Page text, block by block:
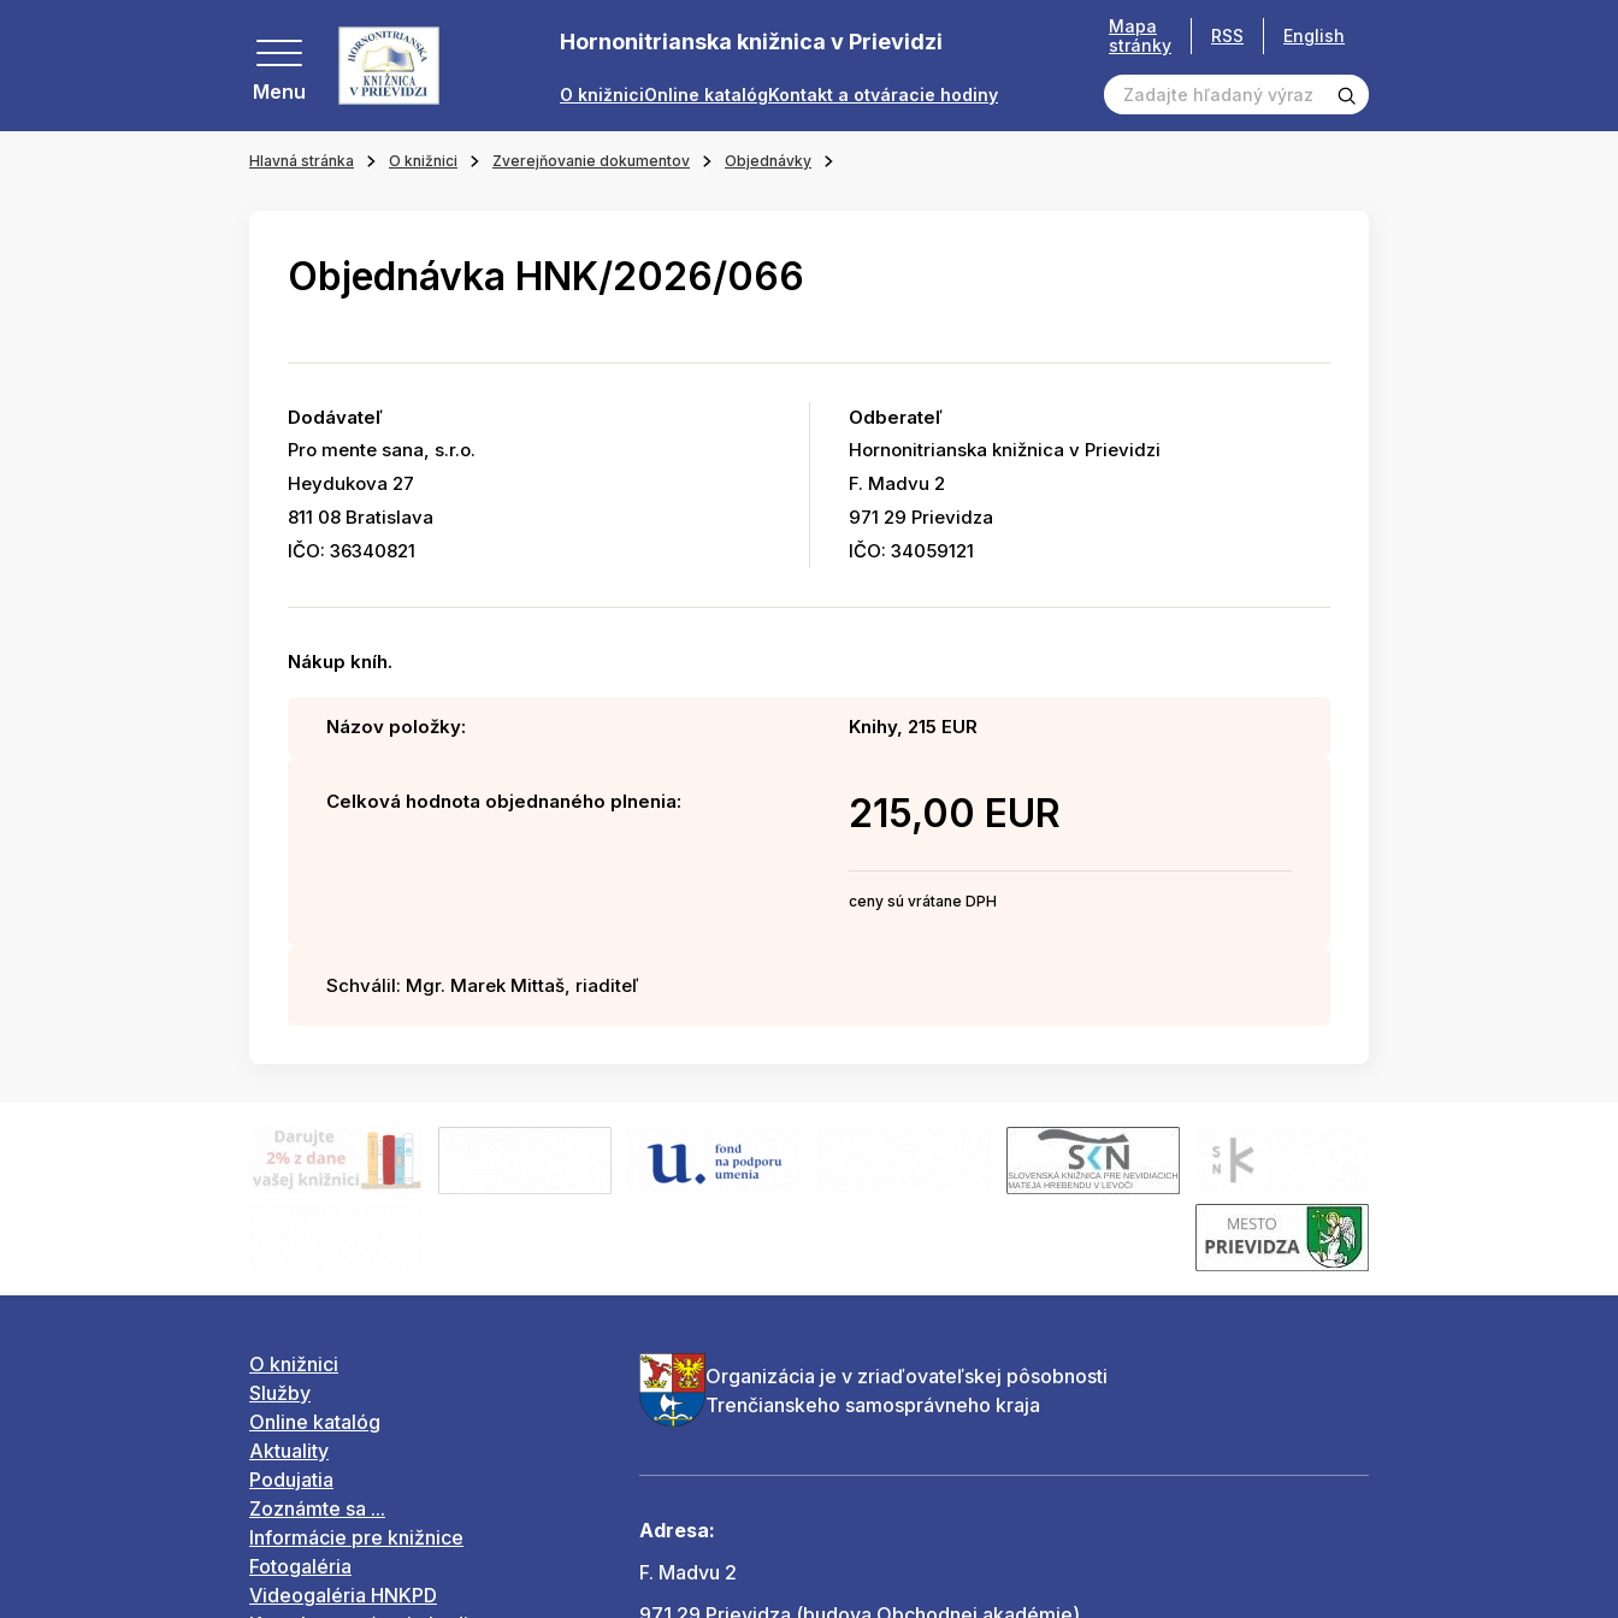
Menu
Hornonitrianska knižnica v Prievidzi
O knižniciOnline katalógKontakt a otváracie hodiny
Mapa
stránky
RSS English
Hlavná stránka O knižnici Zverejňovanie dokumentov Objednávky
Objednávka HNK/2026/066
Dodávateľ
Pro mente sana, s.r.o.
Heydukova 27
811 08 Bratislava
IČO: 36340821
Odberateľ
Hornonitrianska knižnica v Prievidzi
F. Madvu 2
971 29 Prievidza
IČO: 34059121
Nákup kníh.
Názov položky: Knihy, 215 EUR
Celková hodnota objednaného plnenia: 215,00 EUR
ceny sú vrátane DPH
Schválil: Mgr. Marek Mittaš, riaditeľ
O knižnici
Služby
Online katalóg
Aktuality
Podujatia
Zoznámte sa ...
Informácie pre knižnice
Fotogaléria
Videogaléria HNKPD
Organizácia je v zriaďovateľskej pôsobnosti
Trenčianskeho samosprávneho kraja
Adresa:
F. Madvu 2